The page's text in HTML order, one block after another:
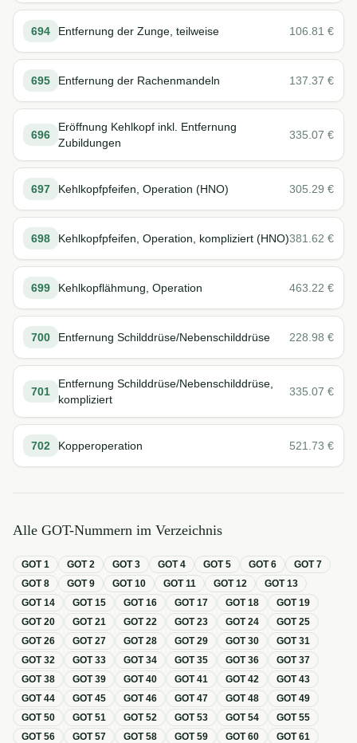
694 Entfernung der Zunge, teilweise 106.81 €
695 Entfernung der Rachenmandeln 137.37 €
696
Eröffnung Kehlkopf inkl. Entfernung
Zubildungen
335.07 €
697 Kehlkopfpfeifen, Operation (HNO) 305.29 €
698 Kehlkopfpfeifen, Operation, kompliziert (HNO)381.62 €
699 Kehlkopflähmung, Operation 463.22 €
700 Entfernung Schilddrüse/Nebenschilddrüse 228.98 €
701
Entfernung Schilddrüse/Nebenschilddrüse,
kompliziert
335.07 €
702 Kopperoperation 521.73 €
Alle GOT-Nummern im Verzeichnis
GOT1 GOT2 GOT3 GOT4 GOT5 GOT6 GOT7
GOT8 GOT9 GOT10 GOT11 GOT12 GOT13
GOT14 GOT15 GOT16 GOT17 GOT18 GOT19
GOT20 GOT21 GOT22 GOT23 GOT24 GOT25
GOT26 GOT27 GOT28 GOT29 GOT30 GOT31
GOT32 GOT33 GOT34 GOT35 GOT36 GOT37
GOT38 GOT39 GOT40 GOT41 GOT42 GOT43
GOT44 GOT45 GOT46 GOT47 GOT48 GOT49
GOT50 GOT51 GOT52 GOT53 GOT54 GOT55
GOT56 GOT57 GOT58 GOT59 GOT60 GOT61